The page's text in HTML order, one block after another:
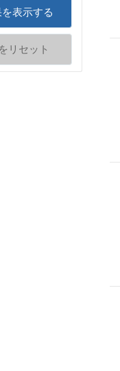
表示する
リセット